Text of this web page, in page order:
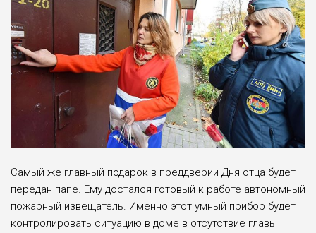
Самый же главный подарок в преддверии Дня отца будет
передан папе. Ему достался готовый к работе автономный
пожарный извещатель. Именно этот умный прибор будет
контролировать ситуацию в доме в отсутствие главы